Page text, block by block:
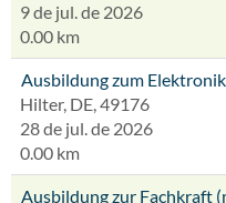
9 de jul. de 2026
0.00 km
Ausbildung zum
Hilter, DE, 49176
28 de jul. de 2026
0.00 km
Ausbildung zur Fachkraft